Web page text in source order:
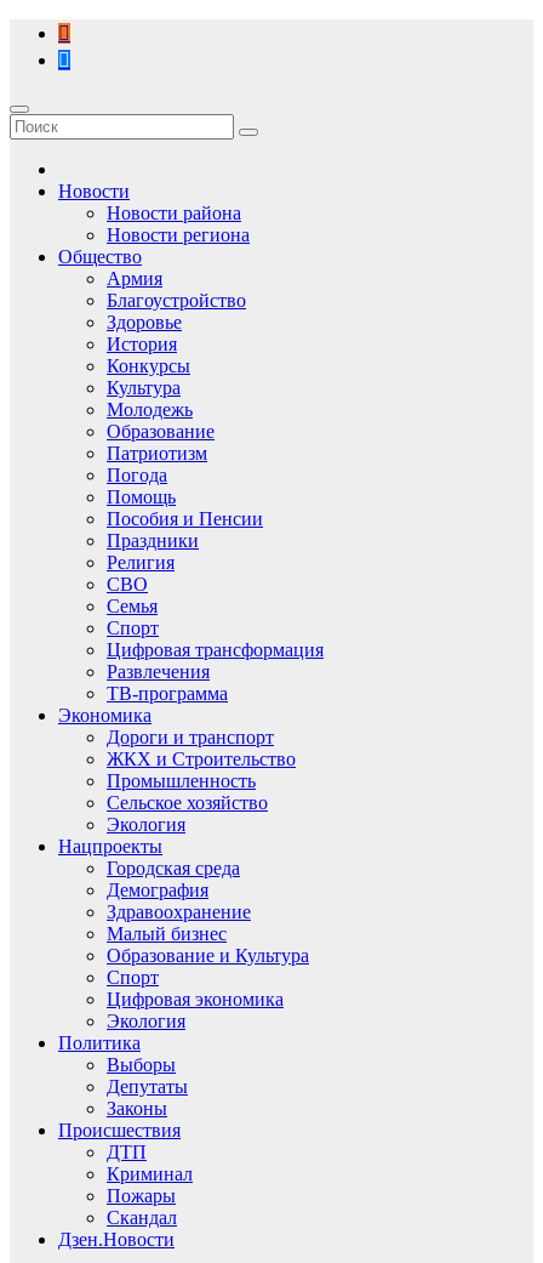
Перейти
содержимому
Новости
Новости района
Новости региона
Общество
Армия
Благоустройство
Здоровье
История
Конкурсы
Культура
Молодежь
Образование
Патриотизм
Погода
Помощь
Пособия и Пенсии
Праздники
Религия
СВО
Семья
Спорт
Цифровая трансформация
Развлечения
ТВ-программа
Экономика
Дороги и транспорт
ЖКХ и Строительство
Промышленность
Сельское хозяйство
Экология
Нацпроекты
Городская среда
Демография
Здравоохранение
Малый бизнес
Образование и Культура
Спорт
Цифровая экономика
Экология
Политика
Выборы
Депутаты
Законы
Происшествия
ДТП
Криминал
Пожары
Скандал
Дзен.Новости